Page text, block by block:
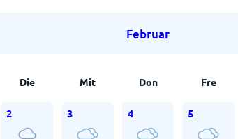
Februar
Die Mit Don Fre
2 3 4 5